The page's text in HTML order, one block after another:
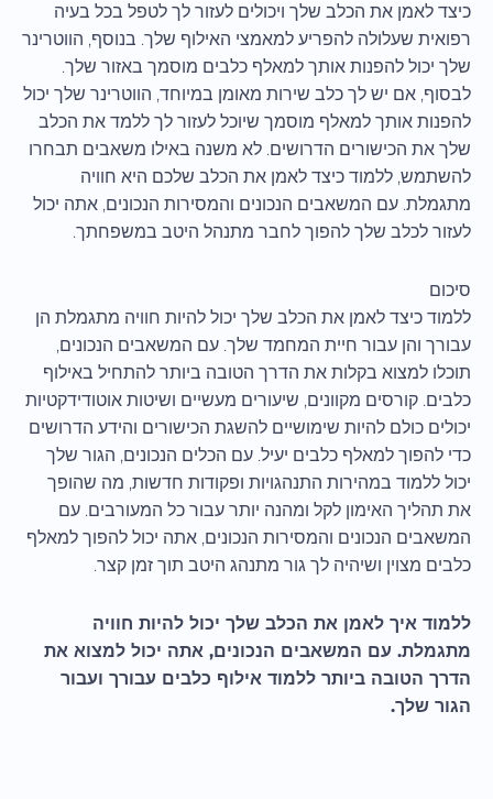
כיצד לאמן את הכלב שלך ויכולים לעזור לך לטפל בכל בעיה
רפואית שעלולה להפריע למאמצי האילוף שלך. בנוסף, הווטרינר
שלך יכול להפנות אותך למאלף כלבים מוסמך באזור שלך.
לבסוף, אם יש לך כלב שירות מאומן במיוחד, הווטרינר שלך יכול
להפנות אותך למאלף מוסמך שיוכל לעזור לך ללמד את הכלב
שלך את הכישורים הדרושים. לא משנה באילו משאבים תבחרו
להשתמש, ללמוד כיצד לאמן את הכלב שלכם היא חוויה
מתגמלת. עם המשאבים הנכונים והמסירות הנכונים, אתה יכול
לעזור לכלב שלך להפוך לחבר מתנהל היטב במשפחתך.
סיכום
ללמוד כיצד לאמן את הכלב שלך יכול להיות חוויה מתגמלת הן
עבורך והן עבור חיית המחמד שלך. עם המשאבים הנכונים,
תוכלו למצוא בקלות את הדרך הטובה ביותר להתחיל באילוף
כלבים. קורסים מקוונים, שיעורים מעשיים ושיטות אוטודידקטיות
יכולים כולם להיות שימושיים להשגת הכישורים והידע הדרושים
כדי להפוך למאלף כלבים יעיל. עם הכלים הנכונים, הגור שלך
יכול ללמוד במהירות התנהגויות ופקודות חדשות, מה שהופך
את תהליך האימון לקל ומהנה יותר עבור כל המעורבים. עם
המשאבים הנכונים והמסירות הנכונים, אתה יכול להפוך למאלף
כלבים מצוין ושיהיה לך גור מתנהג היטב תוך זמן קצר.
ללמוד איך לאמן את הכלב שלך יכול להיות חוויה
מתגמלת. עם המשאבים הנכונים, אתה יכול למצוא את
הדרך הטובה ביותר ללמוד אילוף כלבים עבורך ועבור
הגור שלך.